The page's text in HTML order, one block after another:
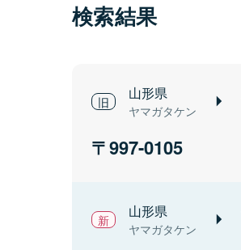
検索結果
山形県
ヤマガタケン
997-0105
山形県
ヤマガタケン